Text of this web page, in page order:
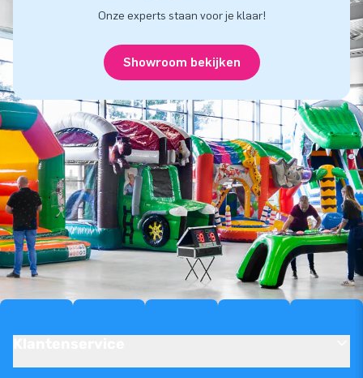
Onze experts staan voor je klaar!
Showroom bekijken